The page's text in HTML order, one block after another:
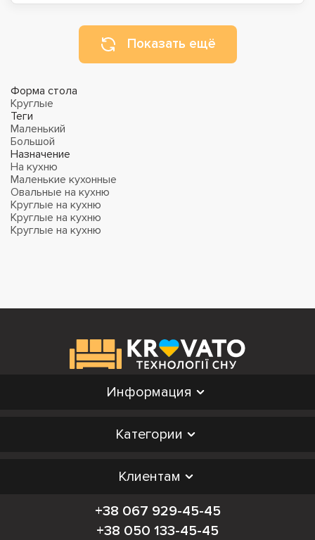
Показать ещё
Форма стола
Круглые
Теги
Маленький
Большой
Назначение
На кухню
Маленькие кухонные
Овальные на кухню
Круглые на кухню
Круглые на кухню
Круглые на кухню
Информация
Категории
Клиентам
+38 067 929-45-45
+38 050 133-45-45